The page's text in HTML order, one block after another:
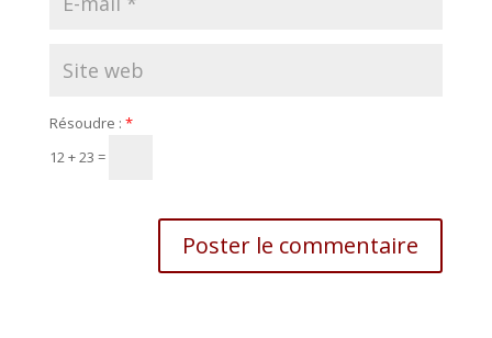
Résoudre : *
12 + 23 =